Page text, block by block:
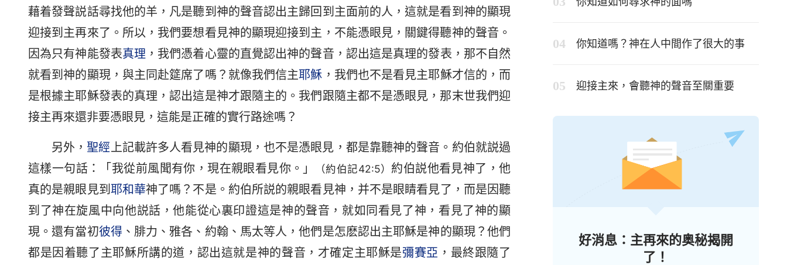
藉着發聲説話尋找他的羊，凡是聽到神的聲音認出主歸回到主面前的人，這就是看到神的顯現
迎接到主再來了。所以，我們要想看見神的顯現迎接到主，不能憑眼見，關鍵得聽神的聲音。
因為只有神能發表真理 ，我們憑着心靈的直覺認出神的聲音，認出這是真理的發表，那不自然
就看到神的顯現，與主同赴筵席了嗎？就像我們信主耶穌 ，我們也不是看見主耶穌才信的，而
是根據主耶穌發表的真理，認出這是神才跟隨主的。我們跟隨主都不是憑眼見，那末世我們迎
接主再來還非要憑眼見，這能是正確的實行路途嗎？
另外，聖經上記載許多人看見神的顯現，也不是憑眼見，都是靠聽神的聲音。約伯就説過
這樣一句話：「我從前風聞有你，現在親眼看見你。」
（約伯記42:5） 約伯説他看見神了，他
真的是親眼見到耶和華神了嗎？不是。約伯所説的親眼看見神，并不是眼睛看見了，而是因聽
到了神在旋風中向他説話，他能從心裏印證這是神的聲音，就如同看見了神，看見了神的顯
現。還有當初彼得 、腓力、雅各、約翰、馬太等人，他們是怎麽認出主耶穌是神的顯現？他們
都是因着聽了主耶穌所講的道，認出這就是神的聲音，才確定主耶穌是彌賽亞 ，最終跟隨了
你知道嗎？神在人中間作了很大的事
迎接主來，會聽神的聲音至關重要
好消息：主再來的奥秘揭開
了！